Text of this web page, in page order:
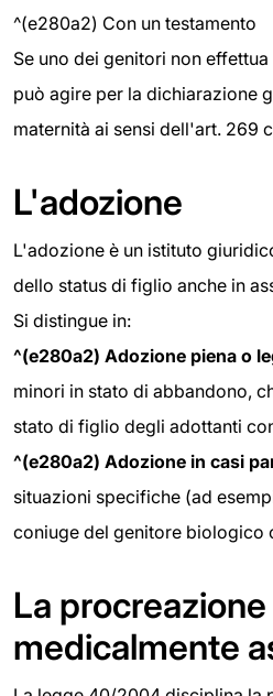
^(e280a2) Con un testamento
Se uno dei genitori non
può agire per la dichiarazione
maternità ai sensi dell'art. 269
L'adozione
L'adozione è un istituto
dello status di figlio anche in
Si distingue in:
^(e280a2) Adozione piena o
minori in stato di abbandono,
stato di figlio degli adottanti
^(e280a2) Adozione in casi
situazioni specifiche (ad
coniuge del genitore biologico
La procreazione
medicalmente